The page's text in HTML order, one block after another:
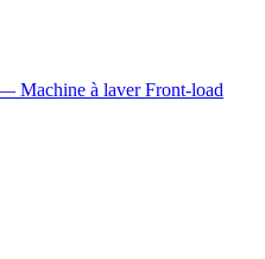
Machine à laver Front-load